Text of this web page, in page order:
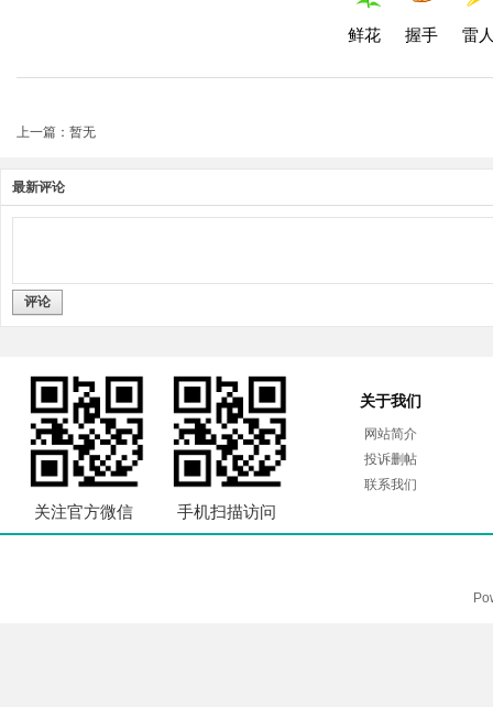
鲜花 握手 雷
上一篇：暂无
最新评论
评论
关注官方微信 手机扫描访问
关于我们
网站简介
投诉删帖
联系我们